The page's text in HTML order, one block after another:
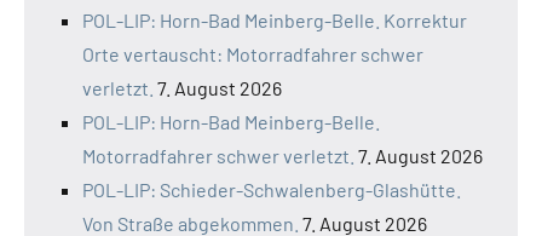
POL-LIP: Horn-Bad Meinberg-Belle. Korrektur
Orte vertauscht: Motorradfahrer schwer
verletzt. 7. August 2026
POL-LIP: Horn-Bad Meinberg-Belle.
Motorradfahrer schwer verletzt. 7. August 2026
POL-LIP: Schieder-Schwalenberg-Glashütte.
Von Straße abgekommen. 7. August 2026